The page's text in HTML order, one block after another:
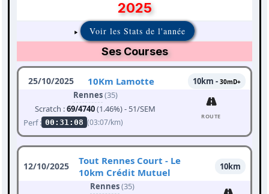
2025
Voir les Stats de l'année
Ses Courses
25/10/2025 10Km Lamotte 10km - 30mD+
Rennes(35)
Scratch :69/4740(1.46%) - 51/SEM
Perf : 00:31:08 (03:07/km)
ROUTE
12/10/2025
Tout Rennes Court - Le
10km Crédit Mutuel
10km
Rennes(35)